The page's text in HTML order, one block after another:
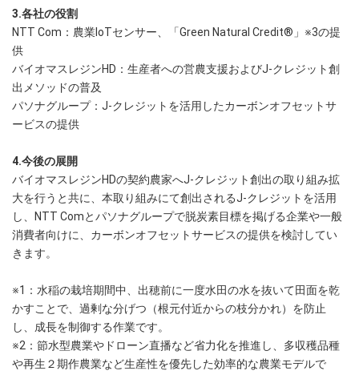
3.各社の役割
NTT Com：農業IoTセンサー、「Green Natural Credit®」※3の提
供
バイオマスレジンHD：生産者への営農支援およびJ-クレジット創
出メソッドの普及
パソナグループ：J-クレジットを活用したカーボンオフセットサ
ービスの提供
4.今後の展開
バイオマスレジンHDの契約農家へJ-クレジット創出の取り組み拡
大を行うと共に、本取り組みにて創出されるJ-クレジットを活用
し、NTT Comとパソナグループで脱炭素目標を掲げる企業や一般
消費者向けに、カーボンオフセットサービスの提供を検討してい
きます。
※1：水稲の栽培期間中、出穂前に一度水田の水を抜いて田面を乾
かすことで、過剰な分げつ（根元付近からの枝分かれ）を防止
し、成長を制御する作業です。
※2：節水型農業やドローン直播など省力化を推進し、多収穫品種
や再生２期作農業など生産性を優先した効率的な農業モデルで